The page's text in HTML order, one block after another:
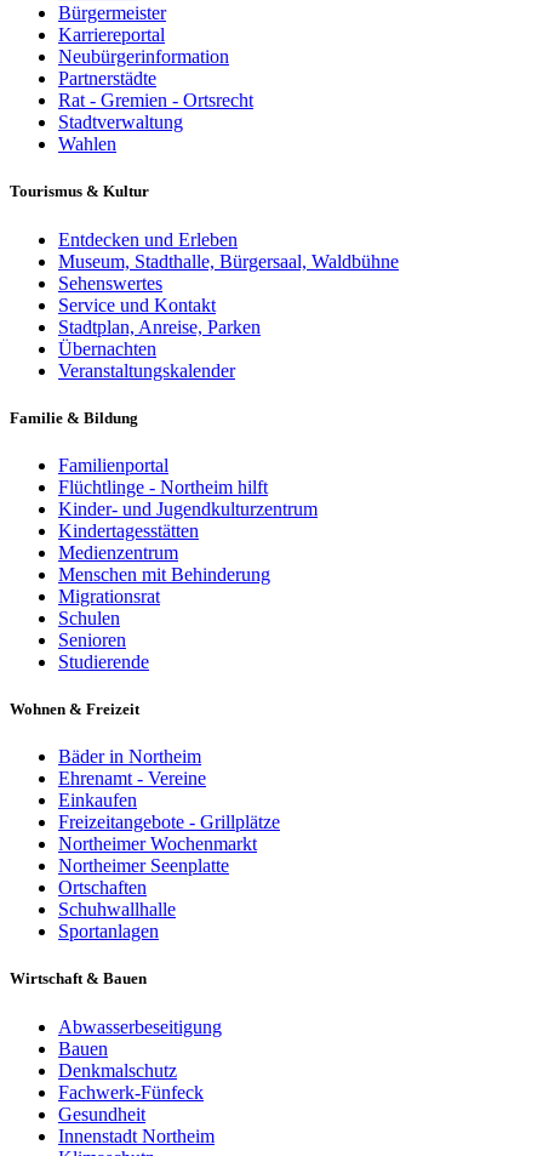
Bürgermeister
Karriereportal
Neubürgerinformation
Partnerstädte
Rat - Gremien - Ortsrecht
Stadtverwaltung
Wahlen
Tourismus & Kultur
Entdecken und Erleben
Museum, Stadthalle, Bürgersaal, Waldbühne
Sehenswertes
Service und Kontakt
Stadtplan, Anreise, Parken
Übernachten
Veranstaltungskalender
Familie & Bildung
Familienportal
Flüchtlinge - Northeim hilft
Kinder- und Jugendkulturzentrum
Kindertagesstätten
Medienzentrum
Menschen mit Behinderung
Migrationsrat
Schulen
Senioren
Studierende
Wohnen & Freizeit
Bäder in Northeim
Ehrenamt - Vereine
Einkaufen
Freizeitangebote - Grillplätze
Northeimer Wochenmarkt
Northeimer Seenplatte
Ortschaften
Schuhwallhalle
Sportanlagen
Wirtschaft & Bauen
Abwasserbeseitigung
Bauen
Denkmalschutz
Fachwerk-Fünfeck
Gesundheit
Innenstadt Northeim